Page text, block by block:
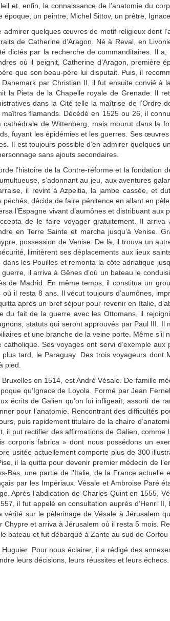
et, enfin, la connaissance de l’anatomie du
un peintre, Michel Sittov, un prêtre,
quelques œuvres de motif religieux dont
de Catherine d’Aragon. Né à Reval, en
dictés par la recherche de commanditaires. Il
où il peignit, Catherine d’Aragon,
que son beau-père lui disputait. Puis, il
par Christian II, il fut ensuite convié à
la Pieta de la Chapelle royale de Grenade. Il
dans la Cité telle la maîtrise de l’Ordre
flamands. Décédé en 1525 ou 26, il
de Wittenberg, mais mourut dans la
fuyant les épidémies et les guerres. Ses
Il est toujours possible d’en admirer quelques-
sans ajouts secondaires.
l’histoire de la Contre-réforme et la fondation
s’adonnant au jeu, aux aventures
il revint à Azpeitia, la jambe cassée, et
décida de faire pénitence en allant en
l’Espagne vivant d’aumônes et distribuant
de le faire voyager gratuitement. Il
en Terre Sainte et marcha jusqu’à Venise.
possession de Venise. De là, il trouva un
limitèrent ses déplacements aux lieux
les Pouilles et remonta la côte adriatique
il arriva à Gênes d’où un bateau le
de Madrid. En même temps, il constitua un
il resta 8 ans. Il vécut toujours d’aumônes,
après un bref séjour pour revenir en Italie,
du fait de la guerre avec les Ottomans, il
statuts qui seront approuvés par Paul III.
et une branche de la veine porte. Même
Ses voyages ont servi d’exemple
tard, le Paraguay. Des trois voyageurs dont
pied.
en 1514, est André Vésale. De famille
qu’Ignace de Loyola. Formé par Jean
écrits de Galien qu’on lui infligeait, assorti de
pour l’anatomie. Rencontrant des difficultés
puis rapidement titulaire de la chaire
il put rectifier des affirmations de Galien,
corporis fabrica » dont nous possédons un
usitée actuellement comporte plus de 300
il la quitta pour devenir premier médecin de
Bas, une partie de l’Italie, de la France
par les Impériaux. Vésale et Ambroise Paré
Après l’abdication de Charles-Quint en 1555,
il fut appelé en consultation auprès d’Henri
sur le pèlerinage de Vésale à Jérusalem
Chypre et arriva à Jérusalem où il resta 5 mois.
bateau et fut débarqué à Zante au sud de Corfou
Pour nous éclairer, il a rédigé des
leurs décisions, leurs réussites et leurs